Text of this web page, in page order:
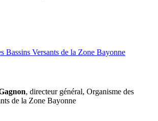
Bassins Versants de la Zone Bayonne
, directeur général, Organisme des
de la Zone Bayonne